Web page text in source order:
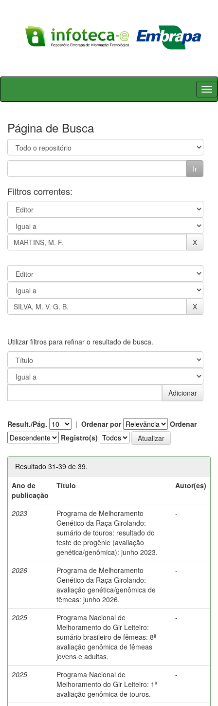
Skip
Página de Busca
Filtros correntes:
Utilizar filtros para refinar o resultado de busca.
Result./Pág. | Ordenar por
Ordenar
Registro(s)
Resultado 31-39 de 39.
Ano de
publicação
Título Autor(es)
2023
Programa de Melhoramento
Genético da Raça Girolando:
sumário de touros: resultado do
teste de progênie (avaliação
genética/genômica): junho 2023.
-
2026
Programa de Melhoramento
Genético da Raça Girolando:
avaliação genética/genômica de
fêmeas: junho 2026.
-
2025
Programa Nacional de
Melhoramento do Gir Leiteiro:
sumário brasileiro de fêmeas: 8ª
avaliação genômica de fêmeas
jovens e adultas.
-
2025
Programa Nacional de
Melhoramento do Gir Leiteiro: 1ª
avaliação genômica de touros.
-